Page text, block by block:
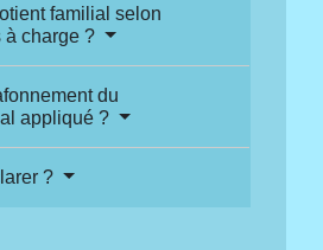
familial selon
à charge ?
du
appliqué ?
?